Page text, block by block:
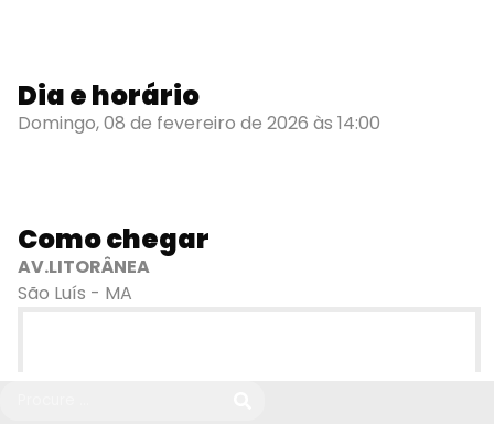
Dia e horário
Domingo, 08 de fevereiro de 2026 às 14:00
Como chegar
AV.LITORÂNEA
São Luís - MA